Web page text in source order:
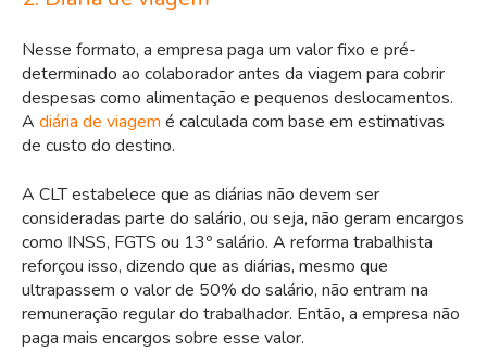
Nesse formato, a empresa paga um valor fixo e pré-
determinado ao colaborador antes da viagem para cobrir
despesas como alimentação e pequenos deslocamentos.
A diária de viagem é calculada com base em estimativas
de custo do destino.
A CLT estabelece que as diárias não devem ser
consideradas parte do salário, ou seja, não geram encargos
como INSS, FGTS ou 13º salário. A reforma trabalhista
reforçou isso, dizendo que as diárias, mesmo que
ultrapassem o valor de 50% do salário, não entram na
remuneração regular do trabalhador. Então, a empresa não
paga mais encargos sobre esse valor.